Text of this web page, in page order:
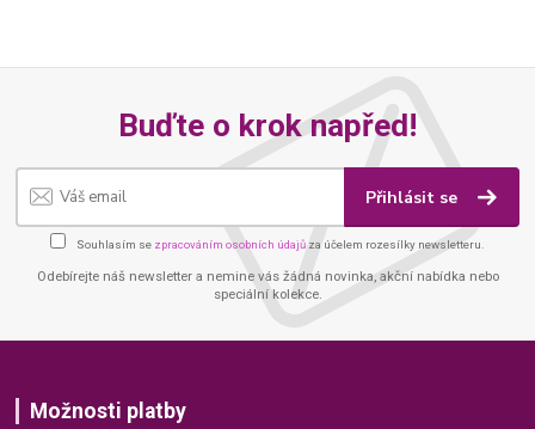
Buďte o krok napřed!
Přihlásit se
Souhlasím se zpracováním osobních údajů za účelem rozesílky newsletteru.
Odebírejte náš newsletter a nemine vás žádná novinka, akční nabídka nebo
speciální kolekce.
Možnosti platby